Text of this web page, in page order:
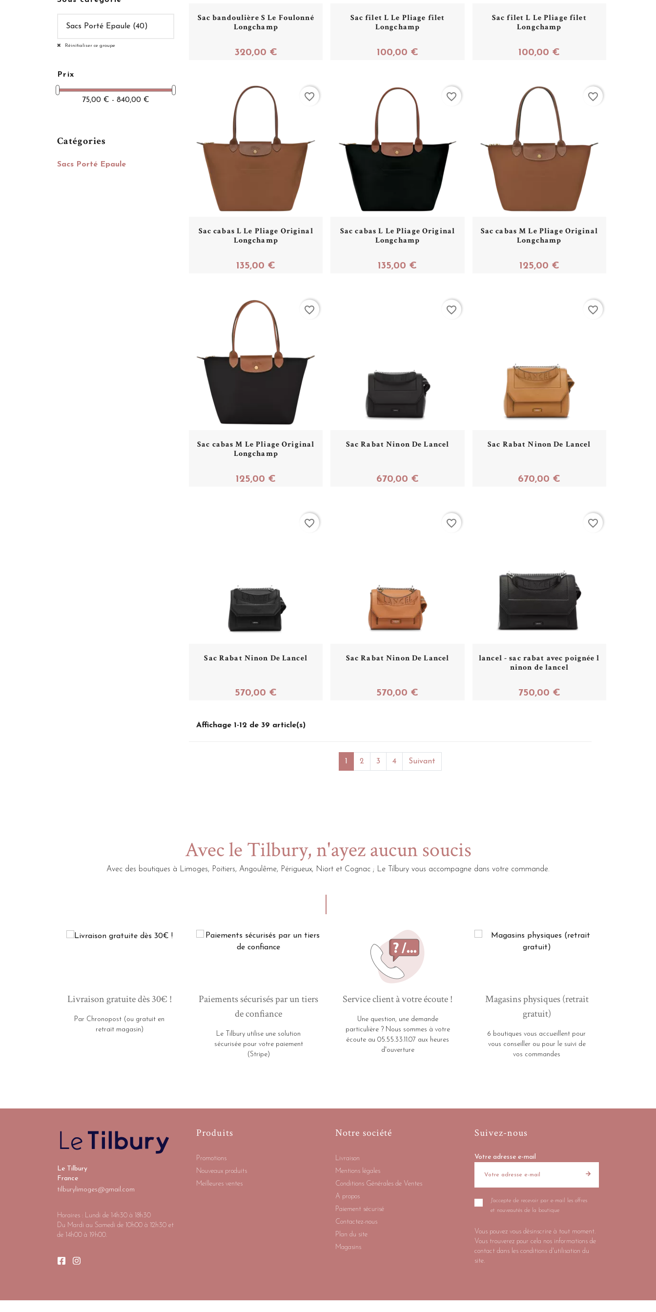
Réinitialiser ce groupe
Prix
75,00 € - 840,00 €
Catégories
Sacs Porté Epaule
Sac bandoulière S Le Foulonné
Longchamp
320,00 €
Sac filet L Le Pliage filet
Longchamp
100,00 €
Sac filet L Le Pliage filet
Longchamp
100,00 €
Sac cabas L Le Pliage Original
Longchamp
135,00 €
favorite_border
Sac cabas L Le Pliage Original
Longchamp
135,00 €
favorite_border
Sac cabas M Le Pliage Original
Longchamp
125,00 €
favorite_border
Sac cabas M Le Pliage Original
Longchamp
125,00 €
favorite_border
Sac Rabat Ninon De Lancel
670,00 €
favorite_border
Sac Rabat Ninon De Lancel
670,00 €
favorite_border
Sac Rabat Ninon De Lancel
570,00 €
favorite_border
Sac Rabat Ninon De Lancel
570,00 €
favorite_border
lancel - sac rabat avec poignée l
ninon de lancel
750,00 €
favorite_border
Affichage 1-12 de 39 article(s)
2 3 4 Suivant
Avec le Tilbury, n'ayez aucun soucis
Avec des boutiques à Limoges, Poitiers, Angoulême, Périgueux, Niort et Cognac ; Le Tilbury vous accompagne dans votre commande.
Livraison gratuite dès 30€ !
Par Chronopost (ou gratuit en
retrait magasin)
Paiements sécurisés par un tiers
de confiance
Le Tilbury utilise une solution
sécurisée pour votre paiement
(Stripe)
Service client à votre écoute !
Une question, une demande
particulière ? Nous sommes à votre
écoute au 05.55.33.11.07 aux heures
d'ouverture
Magasins physiques (retrait
gratuit)
6 boutiques vous accueillent pour
vous conseiller ou pour le suivi de
vos commandes
Le Tilbury
France
tilburylimoges@gmail.com
Horaires : Lundi de 14h30 à 18h30
Du Mardi au Samedi de 10h00 à 12h30 et
de 14h00 à 19h00.
Produits
Promotions
Nouveaux produits
Meilleures ventes
Notre société
Livraison
Mentions légales
Conditions Générales de Ventes
A propos
Paiement sécurisé
Contactez-nous
Plan du site
Magasins
Suivez-nous
Votre adresse e-mail
J'accepte de recevoir par e-mail les offres
et nouveautés de la boutique
Vous pouvez vous désinscrire à tout moment.
Vous trouverez pour cela nos informations de
contact dans les conditions d'utilisation du
site.